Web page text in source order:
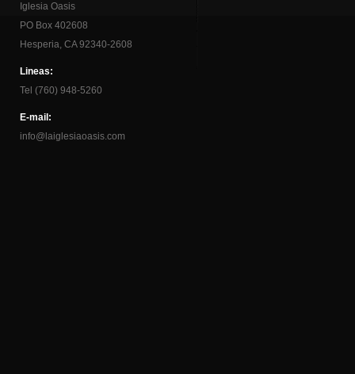
Iglesia Oasis
PO Box 402608
Hesperia, CA 92340-2608
Lineas:
Tel (760) 948-5260
E-mail:
info@laiglesiaoasis.com